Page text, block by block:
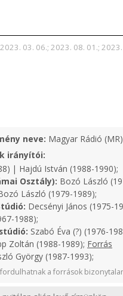
03. 06.; 2023. 08. 01.;
neve: Magyar Rádió (MR)
irányítói:
| Hajdú István (1988-1990);
Osztály): Bozó László
László (1979-1989);
Decsényi János (1975-
1988);
Szabó Éva (?) (1976-
Zoltán (1988-1989); Forrás
György (1987-1993);
a források